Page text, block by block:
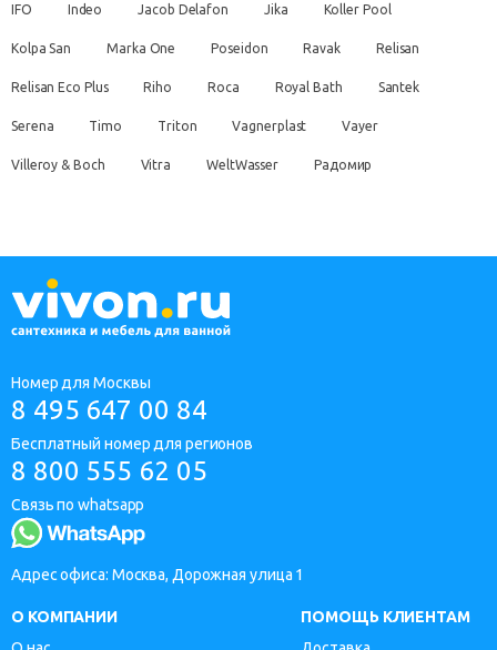
IFO Indeo Jacob Delafon Jika Koller Pool
Kolpa San Marka One Poseidon Ravak Relisan
Relisan Eco Plus Riho Roca Royal Bath Santek
Serena Timo Triton Vagnerplast Vayer
Villeroy & Boch Vitra WeltWasser Радомир
Номер для Москвы
8 495 647 00 84
Бесплатный номер для регионов
8 800 555 62 05
Связь по whatsapp
Адрес офиса: Москва, Дорожная улица 1
О КОМПАНИИ
ПОМОЩЬ КЛИЕНТАМ